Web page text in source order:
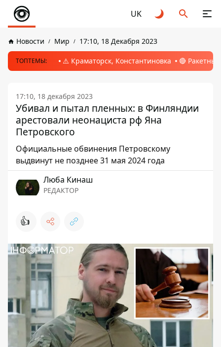
UK
Новости Мир 17:10, 18 Декабря 2023
ТОПТЕМЫ: ⚠️ Краматорск, Константиновка 🔴
17:10, 18 декабря 2023
Убивал и пытал пленных: в Финляндии
арестовали неонациста рф Яна
Петровского
Официальные обвинения Петровскому
выдвинут не позднее 31 мая 2024 года
Люба Кинаш
РЕДАКТОР
👍